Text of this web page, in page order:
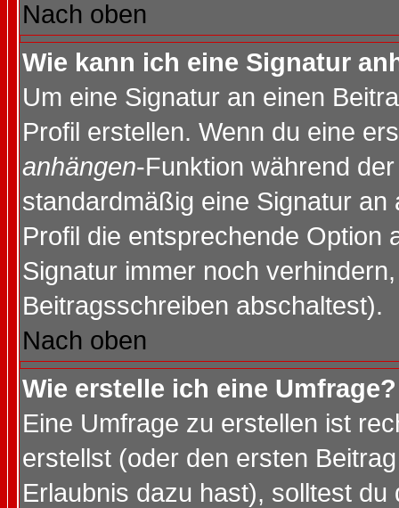
Nach oben
Wie kann ich eine Signatur
Um eine Signatur an einen
Profil erstellen. Wenn du eine
anhängen-Funktion während
standardmäßig eine Signatur
Profil die entsprechende Option
Signatur immer noch
Beitragsschreiben abschaltest).
Nach oben
Wie erstelle ich eine Umfrage?
Eine Umfrage zu erstellen ist
erstellst (oder den ersten
Erlaubnis dazu hast), solltest